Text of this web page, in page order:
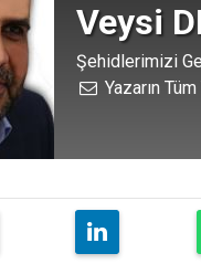
Veysi
Şehidlerimizi
Yazarın Tüm